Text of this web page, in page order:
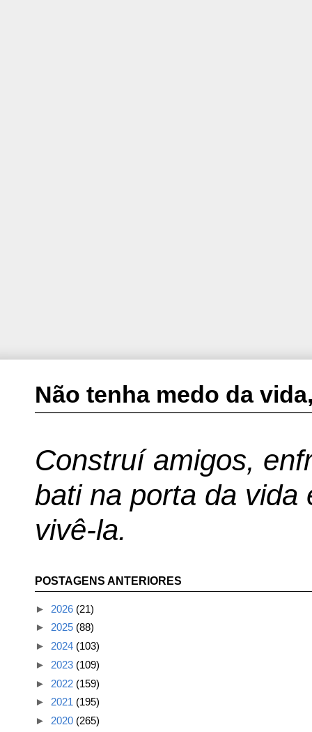
Não tenha medo da
Construí amigos,
bati na porta da vida
vivê-la.
POSTAGENS ANTERIORES
► 2026 (21)
► 2025 (88)
► 2024 (103)
► 2023 (109)
► 2022 (159)
► 2021 (195)
► 2020 (265)